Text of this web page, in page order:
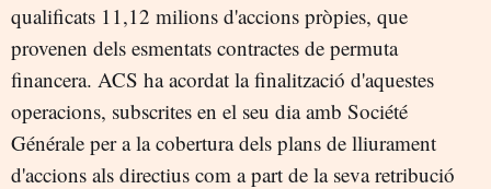
qualificats 11,12 milions d'accions pròpies, que
provenen dels esmentats contractes de permuta
financera. ACS ha acordat la finalització d'aquestes
operacions, subscrites en el seu dia amb Société
Générale per a la cobertura dels plans de lliurament
d'accions als directius com a part de la seva retribució